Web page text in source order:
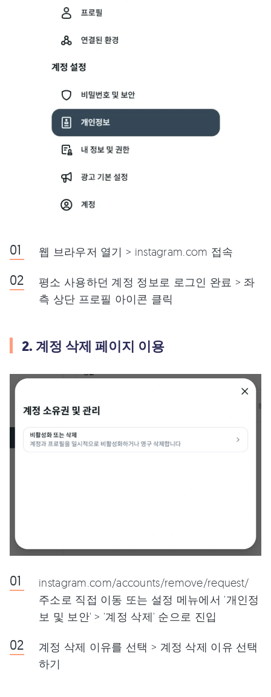
웹 브라우저 열기 > instagram.com 접속
평소 사용하던 계정 정보로 로그인 완료 > 좌
측 상단 프로필 아이콘 클릭
2. 계정 삭제 페이지 이용
instagram.com/accounts/remove/request/
주소로 직접 이동 또는 설정 메뉴에서 '개인정
보 및 보안' > '계정 삭제' 순으로 진입
계정 삭제 이유를 선택 > 계정 삭제 이유 선택
하기